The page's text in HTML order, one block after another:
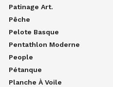
Patinage Art.
Pêche
Pelote Basque
Pentathlon Moderne
People
Pétanque
Planche À Voile